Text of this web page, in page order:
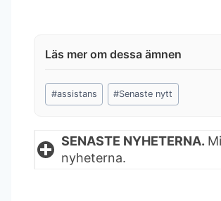
Post
Tags:
#assistans #Senaste nytt
SENASTE NYHETERNA.
nyheterna.